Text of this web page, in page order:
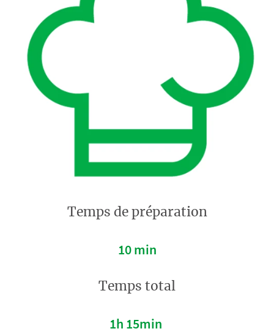
Temps de préparation
10 min
Temps total
1h 15min